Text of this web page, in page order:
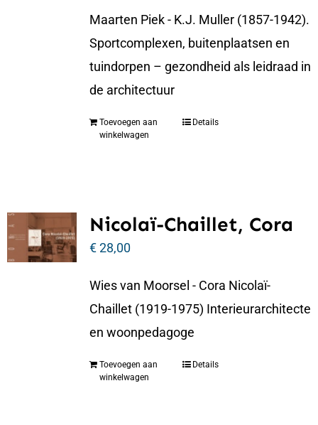
Maarten Piek - K.J. Muller (1857-1942).
Sportcomplexen, buitenplaatsen en
tuindorpen – gezondheid als leidraad in
de architectuur
Toevoegen aan
winkelwagen
Details
Nicolaï-Chaillet, Cora
€28,00
Wies van Moorsel - Cora Nicolaï-
Chaillet (1919-1975) Interieurarchitecte
en woonpedagoge
Toevoegen aan
winkelwagen
Details